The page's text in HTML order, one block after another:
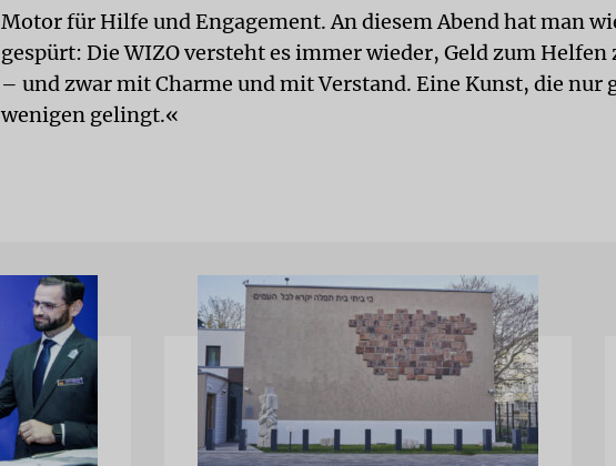
Motor für Hilfe und Engagement. An diesem Abend hat man
gespürt: Die WIZO versteht es immer wieder, Geld zum Helfen
– und zwar mit Charme und mit Verstand. Eine Kunst, die nur
wenigen gelingt.«